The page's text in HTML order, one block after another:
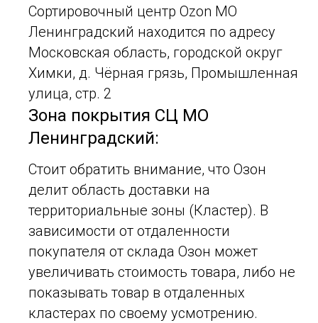
Сортировочный центр Ozon МО
Ленинградский находится по адресу
Московская область, городской округ
Химки, д. Чёрная грязь, Промышленная
улица, стр. 2
Зона покрытия СЦ МО
Ленинградский:
Стоит обратить внимание, что Озон
делит область доставки на
территориальные зоны (Кластер). В
зависимости от отдаленности
покупателя от склада Озон может
увеличивать стоимость товара, либо не
показывать товар в отдаленных
кластерах по своему усмотрению.